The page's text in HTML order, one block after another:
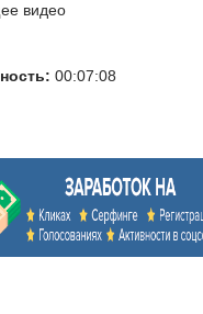
видео
00:07:08